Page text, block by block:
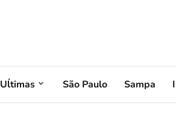
Uĺtimas São Paulo Sampa